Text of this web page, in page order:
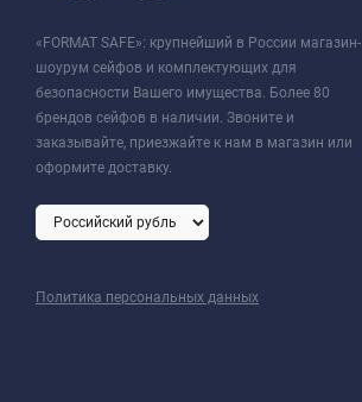
«FORMAT SAFE»: крупнейший в России магазин-
шоурум сейфов и комплектующих для
безопасности Вашего имущества. Более 80
брендов сейфов в наличии. Звоните и
заказывайте, приезжайте к нам в магазин или
оформите доставку.
Политика персональных данных